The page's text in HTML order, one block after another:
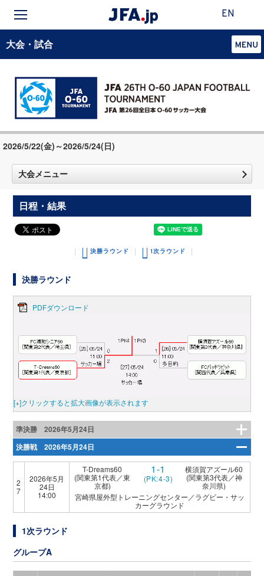
EN
大会・試合
2026/5/22(金)～2026/5/24(日)
大会メニュー
日程・結果
決勝ラウンド 1次ラウンド
決勝ラウンド
PDFダウンロード
[+]クリックすると拡大画像が表示されます
準決勝 2026年5月24日
決勝戦 2026年5月24日
2
7
2026年5月
24日
14:00
T-Dreams60
(関東第1代表／東
京都)
1-1
(PK:4-3)
横須賀アズール60
(関東第3代表／神
奈川県)
宮崎県屋外型トレーニングセンター／ラグビー・サッ
カーグラウンド
1次ラウンド
グループA